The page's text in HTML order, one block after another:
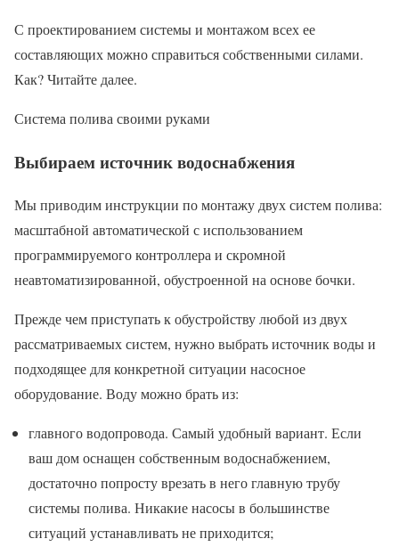
С проектированием системы и монтажом всех ее
составляющих можно справиться собственными силами.
Как? Читайте далее.
Система полива своими руками
Выбираем источник водоснабжения
Мы приводим инструкции по монтажу двух систем полива:
масштабной автоматической с использованием
программируемого контроллера и скромной
неавтоматизированной, обустроенной на основе бочки.
Прежде чем приступать к обустройству любой из двух
рассматриваемых систем, нужно выбрать источник воды и
подходящее для конкретной ситуации насосное
оборудование. Воду можно брать из:
главного водопровода. Самый удобный вариант. Если
ваш дом оснащен собственным водоснабжением,
достаточно попросту врезать в него главную трубу
системы полива. Никакие насосы в большинстве
ситуаций устанавливать не приходится;